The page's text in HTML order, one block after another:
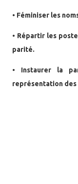
• Féminiser les
• Répartir les
parité.
• Instaurer la
représentation des